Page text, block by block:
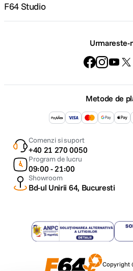
F64 Studio
Urmareste-
Metode de
Comenzi si suport
+40 21 270 0050
Program de lucru
09:00 - 21:00
Showroom
Bd-ul Unirii 64, Bucuresti
Copyright